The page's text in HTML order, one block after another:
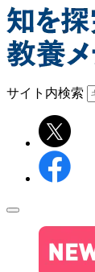
サイト内検索